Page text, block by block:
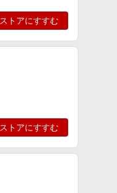
ストアにすすむ
ストアにすすむ